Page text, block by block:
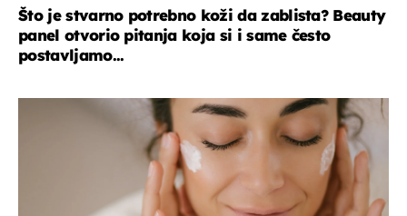
Što je stvarno potrebno koži da zablista? Beauty
panel otvorio pitanja koja si i same često
postavljamo...
moda & ljepota